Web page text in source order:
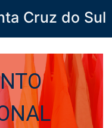
Cruz do Sul